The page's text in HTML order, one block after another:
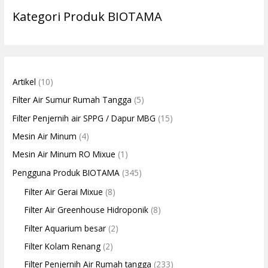
Kategori Produk BIOTAMA
Artikel (10)
Filter Air Sumur Rumah Tangga (5)
Filter Penjernih air SPPG / Dapur MBG (15)
Mesin Air Minum (4)
Mesin Air Minum RO Mixue (1)
Pengguna Produk BIOTAMA (345)
Filter Air Gerai Mixue (8)
Filter Air Greenhouse Hidroponik (8)
Filter Aquarium besar (2)
Filter Kolam Renang (2)
Filter Penjernih Air Rumah tangga (233)